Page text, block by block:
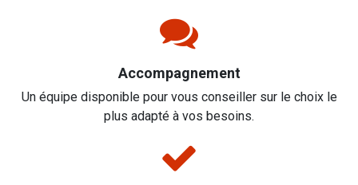
Accompagnement
Un équipe disponible pour vous conseiller sur le choix le
plus adapté à vos besoins.